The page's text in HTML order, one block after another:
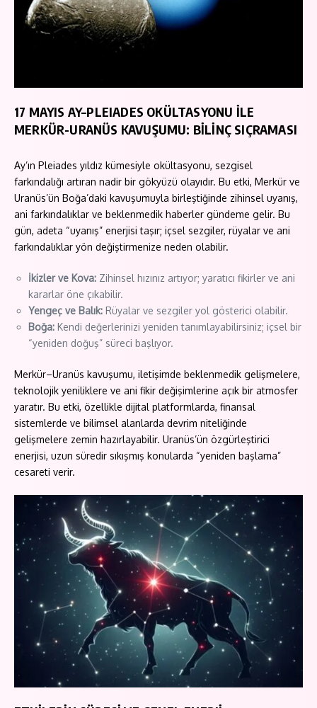
17 MAYIS AY–PLEIADES OKÜLTASYONU İLE
MERKÜR-URANÜS KAVUŞUMU: BİLİNÇ SIÇRAMASI
Ay’ın Pleiades yıldız kümesiyle okültasyonu, sezgisel
farkındalığı artıran nadir bir gökyüzü olayıdır. Bu etki, Merkür ve
Uranüs’ün Boğa’daki kavuşumuyla birleştiğinde zihinsel uyanış,
ani farkındalıklar ve beklenmedik haberler gündeme gelir. Bu
gün, adeta “uyanış” enerjisi taşır; içsel sezgiler, rüyalar ve ani
farkındalıklar yön değiştirmenize neden olabilir.
İkizler ve Kova: Zihinsel hızınız artıyor; yaratıcı fikirler ve ani
kararlar öne çıkabilir.
Yengeç ve Balık: Rüyalar ve sezgiler yol gösterici olabilir.
Boğa: Kendi değerlerinizi yeniden tanımlayabilirsiniz; içsel bir
“yeniden doğuş” süreci başlıyor.
Merkür–Uranüs kavuşumu, iletişimde beklenmedik gelişmelere,
teknolojik yeniliklere ve ani fikir değişimlerine açık bir atmosfer
yaratır. Bu etki, özellikle dijital platformlarda, finansal
sistemlerde ve bilimsel alanlarda devrim niteliğinde
gelişmelere zemin hazırlayabilir. Uranüs’ün özgürleştirici
enerjisi, uzun süredir sıkışmış konularda “yeniden başlama”
cesareti verir.